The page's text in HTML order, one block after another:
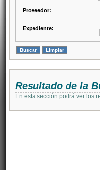
Proveedor:
Expediente:
Resultado de la
En esta sección podrá ver los